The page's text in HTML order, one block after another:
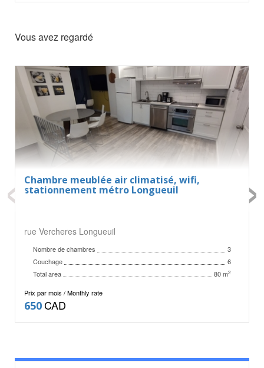
Vous avez regardé
Chambre meublée air climatisé, wifi,
stationnement métro Longueuil
rue Vercheres Longueuil
Nombre de chambres
3
Couchage
6
Total area
80 m2
Prix par mois / Monthly rate
650CAD
‹ ›